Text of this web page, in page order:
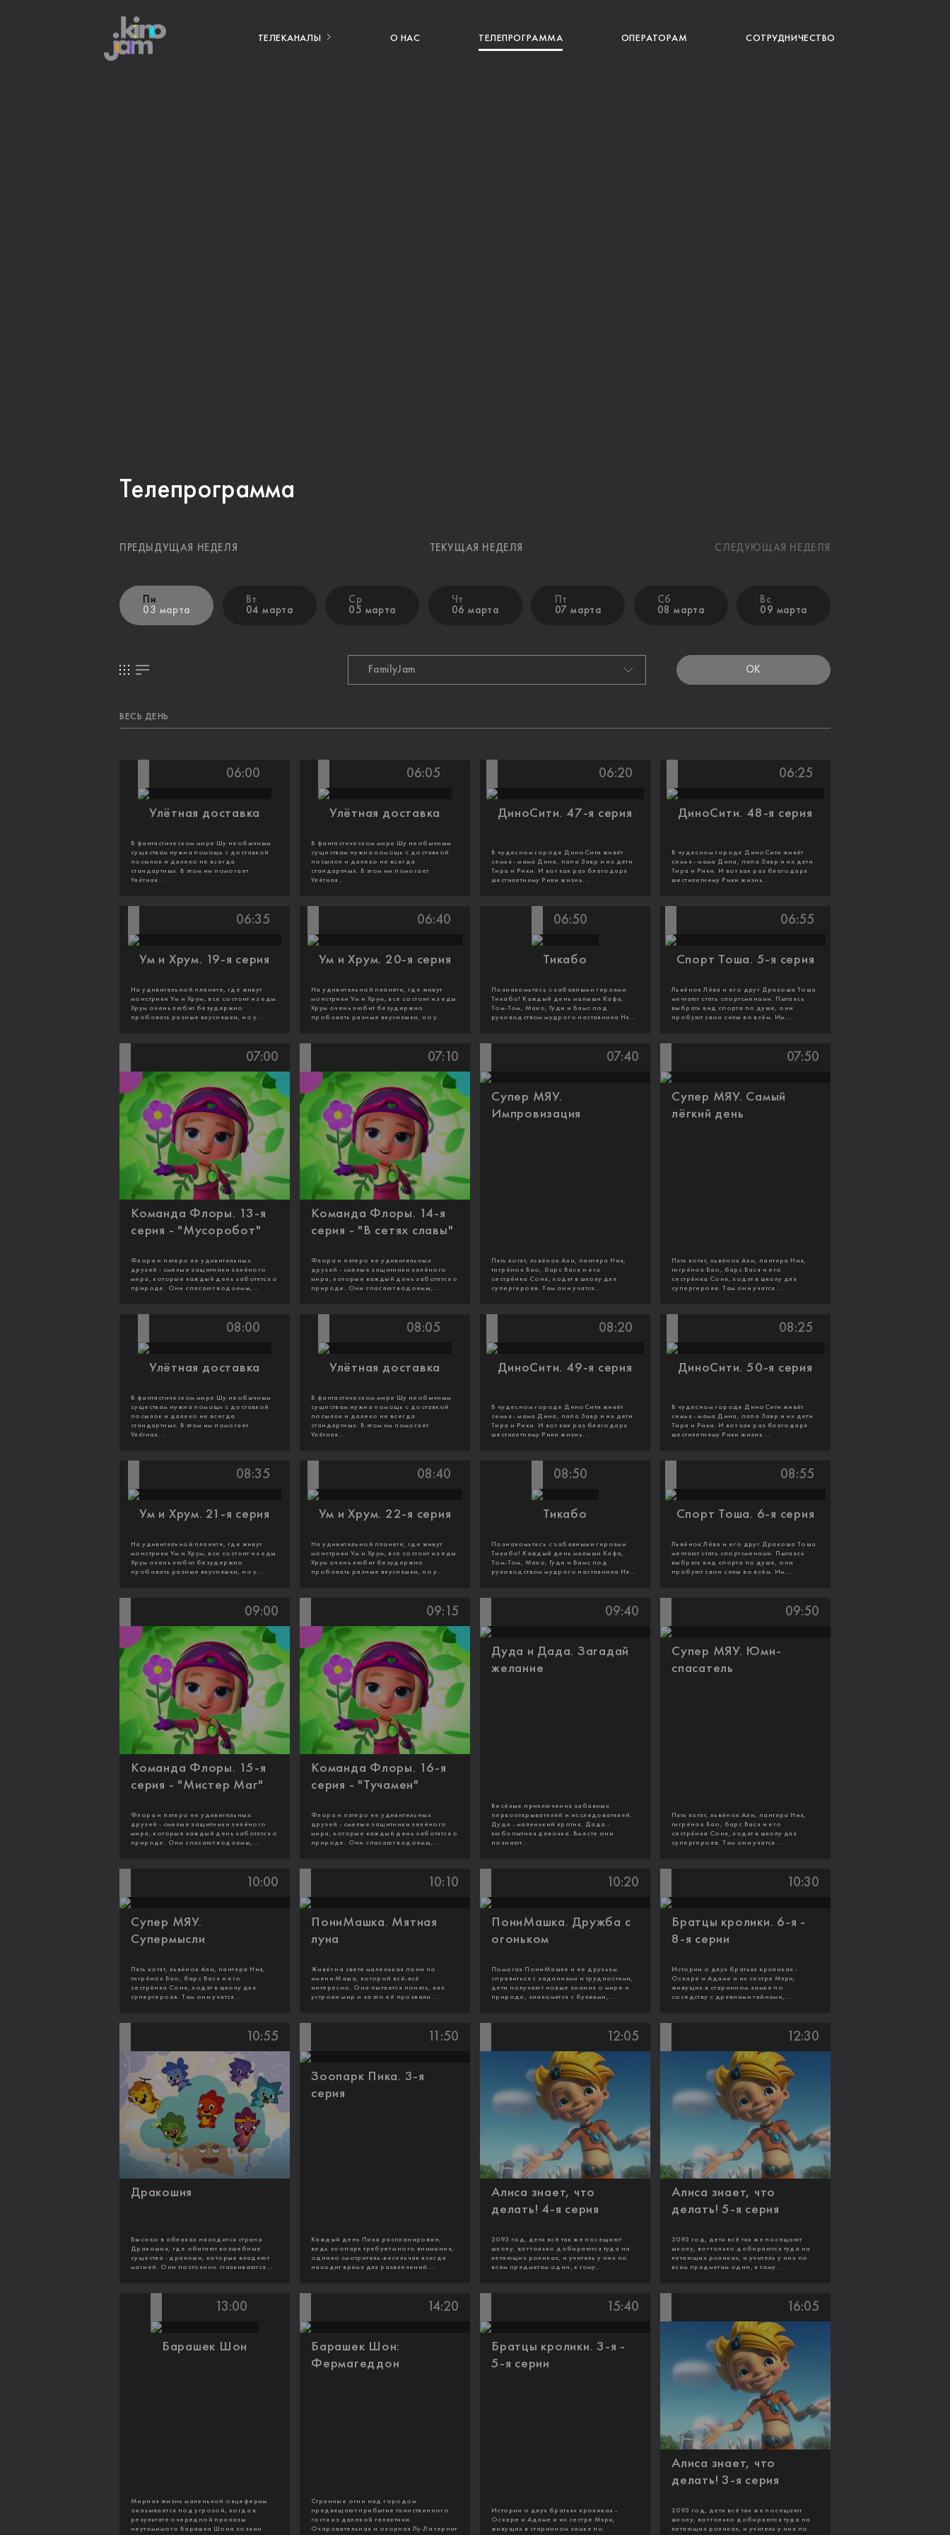
ТЕЛЕКАНАЛЫ О НАС ТЕЛЕПРОГРАММА ОПЕРАТОРАМ СОТРУДНИЧЕСТВО
Телепрограмма
ПРЕДЫДУЩАЯ НЕДЕЛЯ ТЕКУЩАЯ НЕДЕЛЯ СЛЕДУЮЩАЯ НЕДЕЛЯ
Пн
03 марта
Вт
04 марта
Ср
05 марта
Чт
06 марта
Пт
07 марта
Сб
08 марта
Вс
09 марта
OK
ВЕСЬ ДЕНЬ
06:00
Улётная доставка
В фантастическом мире Шу необычным
существам нужна помощь с доставкой
посылок и далеко не всегда
стандартных. В этом им помогает
Улётная...
06:05
Улётная доставка
В фантастическом мире Шу необычным
существам нужна помощь с доставкой
посылок и далеко не всегда
стандартных. В этом им помогает
Улётная...
06:20
ДиноСити. 47-я серия
В чудесном городе ДиноСити живёт
семья - мама Дина, папа Завр и их дети
Тира и Рики. И вот как раз благодаря
шестилетнему Рики жизнь...
06:25
ДиноСити. 48-я серия
В чудесном городе ДиноСити живёт
семья - мама Дина, папа Завр и их дети
Тира и Рики. И вот как раз благодаря
шестилетнему Рики жизнь...
06:35
Ум и Хрум. 19-я серия
На удивительной планете, где живут
монстрики Ум и Хрум, все состоит из еды.
Хрум очень любит безудержно
пробовать разные вкусняшки, но у...
06:40
Ум и Хрум. 20-я серия
На удивительной планете, где живут
монстрики Ум и Хрум, все состоит из еды.
Хрум очень любит безудержно
пробовать разные вкусняшки, но у...
06:50
Тикабо
Познакомьтесь с забавными героями
Тикабо! Каждый день малыши Кафа,
Том-Том, Мако, Гуди и Бамс под
руководством мудрого наставника Ня...
06:55
Спорт Тоша. 5-я серия
Львёнок Лёва и его друг Дракоша Тоша
мечтают стать спортсменами. Пытаясь
выбрать вид спорта по душе, они
пробуют свои силы во всём. Им...
07:00
Команда Флоры. 13-я
серия - "Мусоробот"
Флора и пятеро ее удивительных
друзей - смелые защитники зелёного
мира, которые каждый день заботятся о
природе. Они спасают водоемы,...
07:10
Команда Флоры. 14-я
серия - "В сетях славы"
Флора и пятеро ее удивительных
друзей - смелые защитники зелёного
мира, которые каждый день заботятся о
природе. Они спасают водоемы,...
07:40
Супер МЯУ.
Импровизация
Пять котят, львёнок Али, пантера Ния,
тигрёнок Бао, барс Вася и его
сестрёнка Соня, ходят в школу для
супергероев. Там они учатся...
07:50
Супер МЯУ. Самый
лёгкий день
Пять котят, львёнок Али, пантера Ния,
тигрёнок Бао, барс Вася и его
сестрёнка Соня, ходят в школу для
супергероев. Там они учатся...
08:00
Улётная доставка
В фантастическом мире Шу необычным
существам нужна помощь с доставкой
посылок и далеко не всегда
стандартных. В этом им помогает
Улётная...
08:05
Улётная доставка
В фантастическом мире Шу необычным
существам нужна помощь с доставкой
посылок и далеко не всегда
стандартных. В этом им помогает
Улётная...
08:20
ДиноСити. 49-я серия
В чудесном городе ДиноСити живёт
семья - мама Дина, папа Завр и их дети
Тира и Рики. И вот как раз благодаря
шестилетнему Рики жизнь...
08:25
ДиноСити. 50-я серия
В чудесном городе ДиноСити живёт
семья - мама Дина, папа Завр и их дети
Тира и Рики. И вот как раз благодаря
шестилетнему Рики жизнь...
08:35
Ум и Хрум. 21-я серия
На удивительной планете, где живут
монстрики Ум и Хрум, все состоит из еды.
Хрум очень любит безудержно
пробовать разные вкусняшки, но у...
08:40
Ум и Хрум. 22-я серия
На удивительной планете, где живут
монстрики Ум и Хрум, все состоит из еды.
Хрум очень любит безудержно
пробовать разные вкусняшки, но у...
08:50
Тикабо
Познакомьтесь с забавными героями
Тикабо! Каждый день малыши Кафа,
Том-Том, Мако, Гуди и Бамс под
руководством мудрого наставника Ня...
08:55
Спорт Тоша. 6-я серия
Львёнок Лёва и его друг Дракоша Тоша
мечтают стать спортсменами. Пытаясь
выбрать вид спорта по душе, они
пробуют свои силы во всём. Им...
09:00
Команда Флоры. 15-я
серия - "Мистер Маг"
Флора и пятеро ее удивительных
друзей - смелые защитники зелёного
мира, которые каждый день заботятся о
природе. Они спасают водоемы,...
09:15
Команда Флоры. 16-я
серия - "Тучамен"
Флора и пятеро ее удивительных
друзей - смелые защитники зелёного
мира, которые каждый день заботятся о
природе. Они спасают водоемы,...
09:40
Дуда и Дада. Загадай
желание
Весёлые приключения забавных
первооткрывателей и исследователей.
Дуда - маленький кротик. Дада -
любопытная девочка. Вместе они
познают...
09:50
Супер МЯУ. Юми-
спасатель
Пять котят, львёнок Али, пантера Ния,
тигрёнок Бао, барс Вася и его
сестрёнка Соня, ходят в школу для
супергероев. Там они учатся...
10:00
Супер МЯУ.
Супермысли
Пять котят, львёнок Али, пантера Ния,
тигрёнок Бао, барс Вася и его
сестрёнка Соня, ходят в школу для
супергероев. Там они учатся...
10:10
ПониМашка. Мятная
луна
Живёт на свете маленькая пони по
имени Маша, которой всё-всё
интересно. Она пытается понять, как
устроен мир и за это её прозвали...
10:20
ПониМашка. Дружба с
огоньком
Помогая ПониМашке и ее друзьям
справиться с заданиями и трудностями,
дети получают новые знания о мире и
природе, знакомятся с буквами,...
10:30
Братцы кролики. 6-я -
8-я серии
Истории о двух братьях кроликах -
Оскаре и Адаме и их сестре Мэри,
живущих в старинном замке по
соседству с древними тайнами,...
10:55
Дракошия
Высоко в облаках находится страна
Дракошия, где обитают волшебные
существа - дракоши, которые владеют
магией. Они постоянно сталкиваются...
11:50
Зоопарк Пика. 3-я
серия
Каждый день Пика распланирован,
ведь зоопарк требует много внимания,
однако смотритель-весельчак всегда
находит время для развлечений....
12:05
Алиса знает, что
делать! 4-я серия
2093 год, дети всё так же посещают
школу, вот только добираются туда на
летающих роликах, и учитель у них по
всем предметам один, к тому...
12:30
Алиса знает, что
делать! 5-я серия
2093 год, дети всё так же посещают
школу, вот только добираются туда на
летающих роликах, и учитель у них по
всем предметам один, к тому...
13:00
Барашек Шон
Мирная жизнь маленькой овцефермы
оказывается под угрозой, когда в
результате очередной проказы
неутомимого Барашка Шона хозяин
14:20
Барашек Шон:
Фермагеддон
Странные огни над городом
предвещают прибытие таинственного
гостя из далекой галактики.
Очаровательная и озорная Лу-Ла терпит
15:40
Братцы кролики. 3-я -
5-я серии
Истории о двух братьях кроликах -
Оскаре и Адаме и их сестре Мэри,
живущих в старинном замке по
16:05
Алиса знает, что
делать! 3-я серия
2093 год, дети всё так же посещают
школу, вот только добираются туда на
летающих роликах, и учитель у них по